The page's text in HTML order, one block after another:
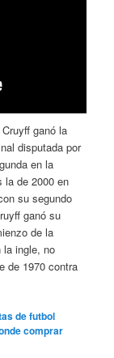
ganó la
disputada por
en la
la de 2000 en
su segundo
ganó su
de la
la ingle, no
de 1970 contra
de futbol
comprar